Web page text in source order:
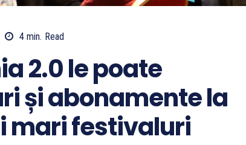
4min. Read
2.0 le poate
și abonamente la
mari festivaluri